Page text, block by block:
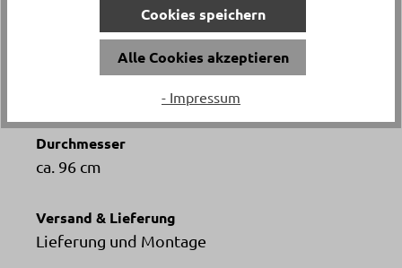
Artikelnummer
Durchmesser
ca. 96 cm
Versand & Lieferung
Lieferung und Montage
Cookies speichern
Alle Cookies akzeptieren
- Impressum